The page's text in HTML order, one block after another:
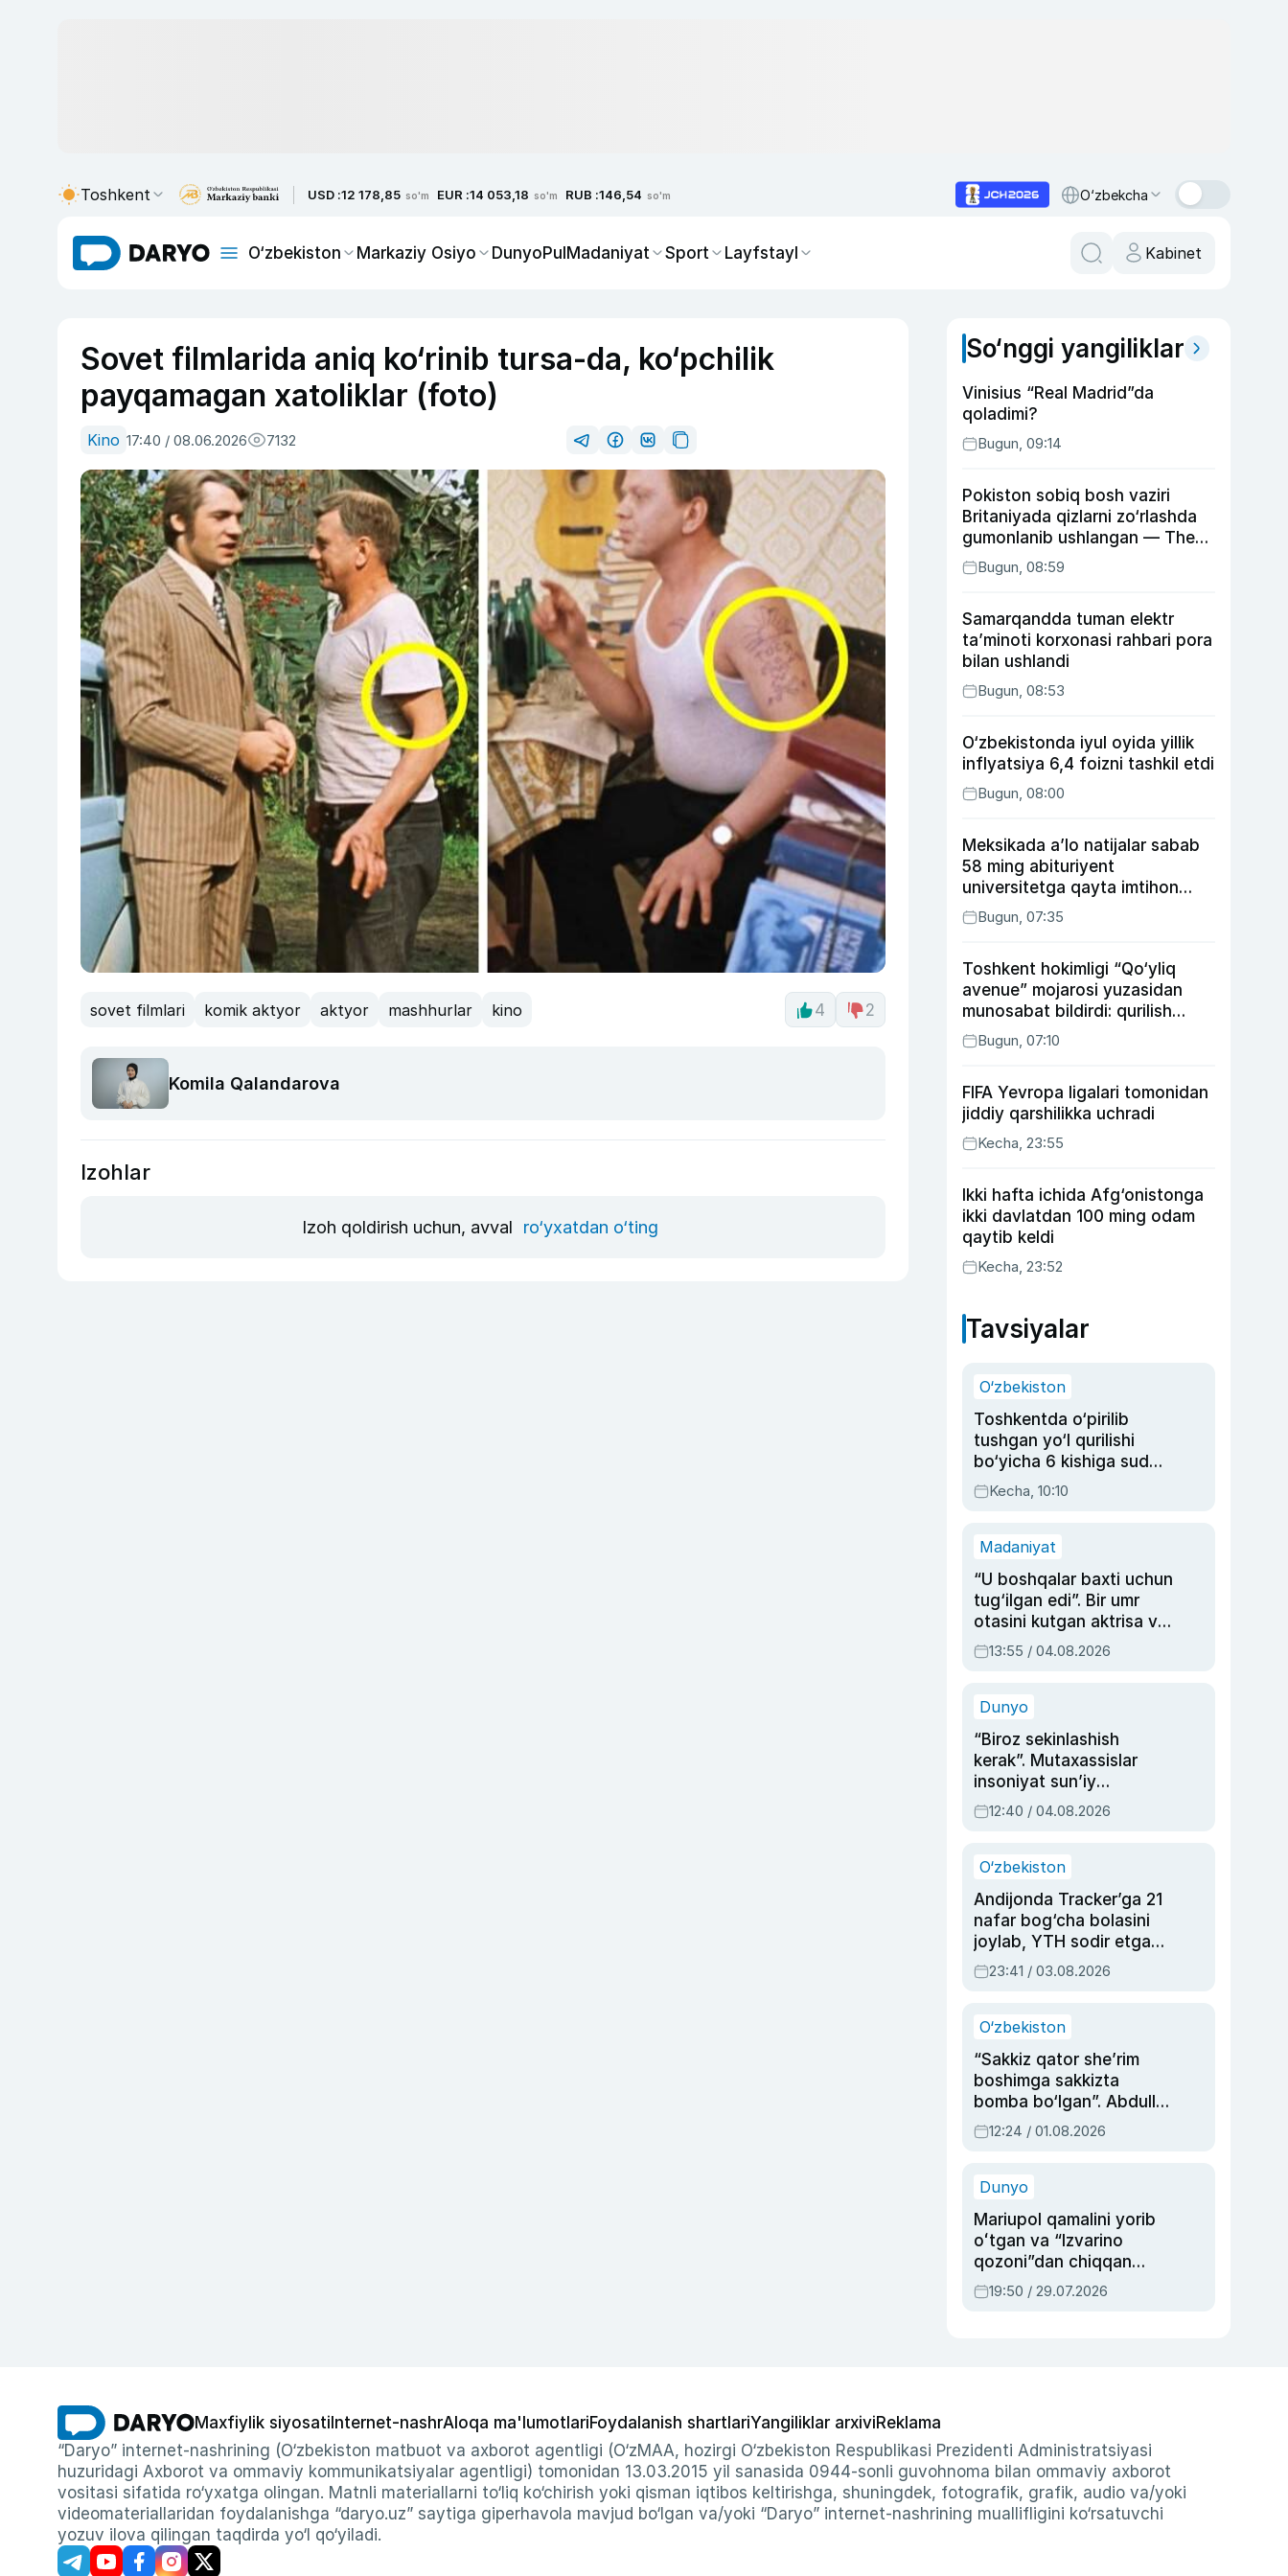
Toshkent USD :12 178,85 so'm EUR :14 053,18 so'm RUB :146,54 so'm O‘zbekcha
O‘zbekiston Markaziy Osiyo DunyoPulMadaniyat Sport Layfstayl Kabinet
Sovet filmlarida aniq ko‘rinib tursa-da, ko‘pchilik
payqamagan xatoliklar (foto)
Kino 17:40 / 08.06.2026 7132
sovet filmlari komik aktyor aktyor mashhurlar kino 4 2
Komila Qalandarova
Izohlar
Izoh qoldirish uchun, avval ro‘yxatdan o‘ting
So‘nggi yangiliklar
Vinisius “Real Madrid”da
qoladimi?
Bugun, 09:14
Pokiston sobiq bosh vaziri
Britaniyada qizlarni zo‘rlashda
gumonlanib ushlangan — The
Guardian
Bugun, 08:59
Samarqandda tuman elektr
ta’minoti korxonasi rahbari pora
bilan ushlandi
Bugun, 08:53
O‘zbekistonda iyul oyida yillik
inflyatsiya 6,4 foizni tashkil etdi
Bugun, 08:00
Meksikada a’lo natijalar sabab
58 ming abituriyent
universitetga qayta imtihon
topshiradi
Bugun, 07:35
Toshkent hokimligi “Qo‘yliq
avenue” mojarosi yuzasidan
munosabat bildirdi: qurilish
ishlarining 53 foizi yakunlangan
Bugun, 07:10
FIFA Yevropa ligalari tomonidan
jiddiy qarshilikka uchradi
Kecha, 23:55
Ikki hafta ichida Afg‘onistonga
ikki davlatdan 100 ming odam
qaytib keldi
Kecha, 23:52
Tavsiyalar
O‘zbekiston
Toshkentda o‘pirilib
tushgan yo‘l qurilishi
bo‘yicha 6 kishiga sud
hukmi o‘qildi
Kecha, 10:10
Madaniyat
“U boshqalar baxti uchun
tug‘ilgan edi”. Bir umr
otasini kutgan aktrisa va
dublyaj ustasi Rimma
Ahmedovaning
13:55 / 04.08.2026
Dunyo
“Biroz sekinlashish
kerak”. Mutaxassislar
insoniyat sun’iy
intellektni boshqara
olmay qolishidan xavotir
12:40 / 04.08.2026
O‘zbekiston
Andijonda Tracker’ga 21
nafar bog‘cha bolasini
joylab, YTH sodir etgan
ayolga sud hukmi o‘qildi
23:41 / 03.08.2026
O‘zbekiston
“Sakkiz qator she’rim
boshimga sakkizta
bomba bo‘lgan”. Abdulla
Oripovni siyosiy
ayblovlardan asrab
12:24 / 01.08.2026
Dunyo
Mariupol qamalini yorib
oʻtgan va “Izvarino
qozoni”dan chiqqan
qahramon — Ukraina
armiyasi bosh
19:50 / 29.07.2026
Maxfiylik siyosati Internet-nashrAloqa ma'lumotlariFoydalanish shartlariYangiliklar arxiviReklama
“Daryo” internet-nashrining (O‘zbekiston matbuot va axborot agentligi (O‘zMAA, hozirgi O‘zbekiston Respublikasi Prezidenti Administratsiyasi
huzuridagi Axborot va ommaviy kommunikatsiyalar agentligi) tomonidan 13.03.2015 yil sanasida 0944-sonli guvohnoma bilan ommaviy axborot
vositasi sifatida ro‘yxatga olingan. Matnli materiallarni to‘liq ko‘chirish yoki qisman iqtibos keltirishga, shuningdek, fotografik, grafik, audio va/yoki
videomateriallaridan foydalanishga “daryo.uz” saytiga giperhavola mavjud bo‘lgan va/yoki “Daryo” internet-nashrining muallifligini ko‘rsatuvchi
yozuv ilova qilingan taqdirda yo‘l qo‘yiladi.